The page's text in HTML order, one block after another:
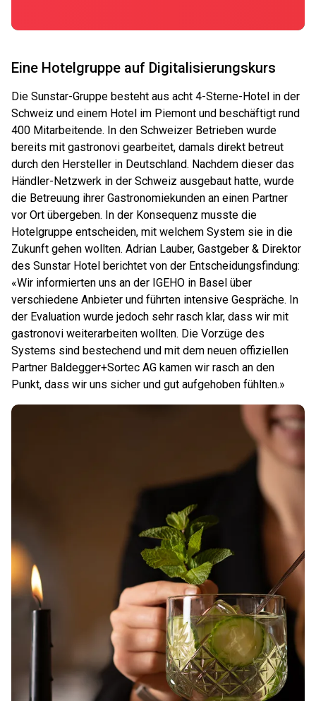
Eine Hotelgruppe auf Digitalisierungskurs
Die Sunstar-Gruppe besteht aus acht 4-Sterne-Hotel in der
Schweiz und einem Hotel im Piemont und beschäftigt rund
400 Mitarbeitende. In den Schweizer Betrieben wurde
bereits mit gastronovi gearbeitet, damals direkt betreut
durch den Hersteller in Deutschland. Nachdem dieser das
Händler-Netzwerk in der Schweiz ausgebaut hatte, wurde
die Betreuung ihrer Gastronomiekunden an einen Partner
vor Ort übergeben. In der Konsequenz musste die
Hotelgruppe entscheiden, mit welchem System sie in die
Zukunft gehen wollten. Adrian Lauber, Gastgeber & Direktor
des Sunstar Hotel berichtet von der Entscheidungsfindung:
«Wir informierten uns an der IGEHO in Basel über
verschiedene Anbieter und führten intensive Gespräche. In
der Evaluation wurde jedoch sehr rasch klar, dass wir mit
gastronovi weiterarbeiten wollten. Die Vorzüge des
Systems sind bestechend und mit dem neuen offiziellen
Partner Baldegger+Sortec AG kamen wir rasch an den
Punkt, dass wir uns sicher und gut aufgehoben fühlten.»